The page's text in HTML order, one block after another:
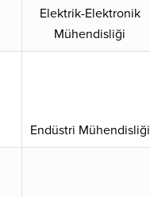
Elektrik-Elektronik
Mühendisliği
Endüstri Mühendisliği